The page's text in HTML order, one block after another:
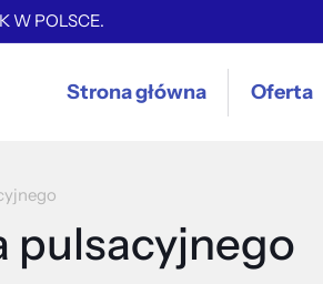
W POLSCE.
Strona główna Oferta
pulsacyjnego